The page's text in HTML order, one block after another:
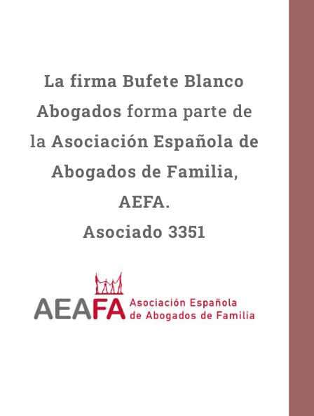
La firma Bufete Blanco
Abogados forma parte de
la Asociación Española de
Abogados de Familia,
AEFA.
Asociado 3351